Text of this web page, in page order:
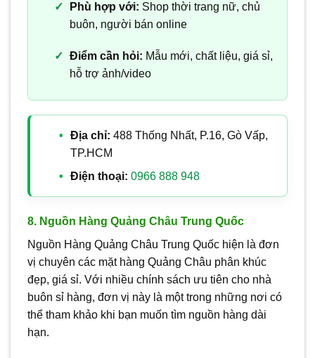
Phù hợp với: Shop thời trang nữ, chủ
buôn, người bán online
Điểm cần hỏi: Mẫu mới, chất liệu, giá sỉ,
hỗ trợ ảnh/video
Địa chỉ: 488 Thống Nhất, P.16, Gò Vấp,
TP.HCM
Điện thoại: 0966 888 948
8. Nguồn Hàng Quảng Châu Trung Quốc
Nguồn Hàng Quảng Châu Trung Quốc hiện là đơn
vị chuyên các mặt hàng Quảng Châu phân khúc
đẹp, giá sỉ. Với nhiều chính sách ưu tiên cho nhà
buôn sỉ hàng, đơn vị này là một trong những nơi có
thể tham khảo khi bạn muốn tìm nguồn hàng dài
hạn.